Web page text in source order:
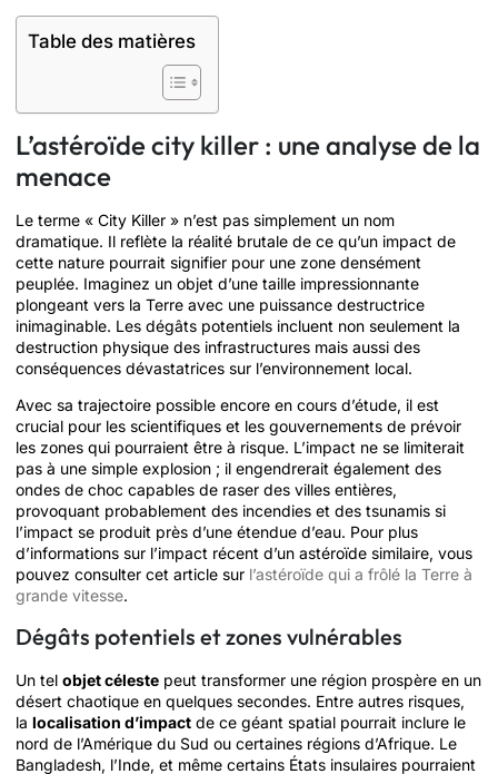
Table des matières
L’astéroïde city killer : une analyse de la
menace
Le terme « City Killer » n’est pas simplement un nom
dramatique. Il reflète la réalité brutale de ce qu’un impact de
cette nature pourrait signifier pour une zone densément
peuplée. Imaginez un objet d’une taille impressionnante
plongeant vers la Terre avec une puissance destructrice
inimaginable. Les dégâts potentiels incluent non seulement la
destruction physique des infrastructures mais aussi des
conséquences dévastatrices sur l’environnement local.
Avec sa trajectoire possible encore en cours d’étude, il est
crucial pour les scientifiques et les gouvernements de prévoir
les zones qui pourraient être à risque. L’impact ne se limiterait
pas à une simple explosion ; il engendrerait également des
ondes de choc capables de raser des villes entières,
provoquant probablement des incendies et des tsunamis si
l’impact se produit près d’une étendue d’eau. Pour plus
d’informations sur l’impact récent d’un astéroïde similaire, vous
pouvez consulter cet article sur l’astéroïde qui a frôlé la Terre à
grande vitesse.
Dégâts potentiels et zones vulnérables
Un tel objet céleste peut transformer une région prospère en un
désert chaotique en quelques secondes. Entre autres risques,
la localisation d’impact de ce géant spatial pourrait inclure le
nord de l’Amérique du Sud ou certaines régions d’Afrique. Le
Bangladesh, l’Inde, et même certains États insulaires pourraient